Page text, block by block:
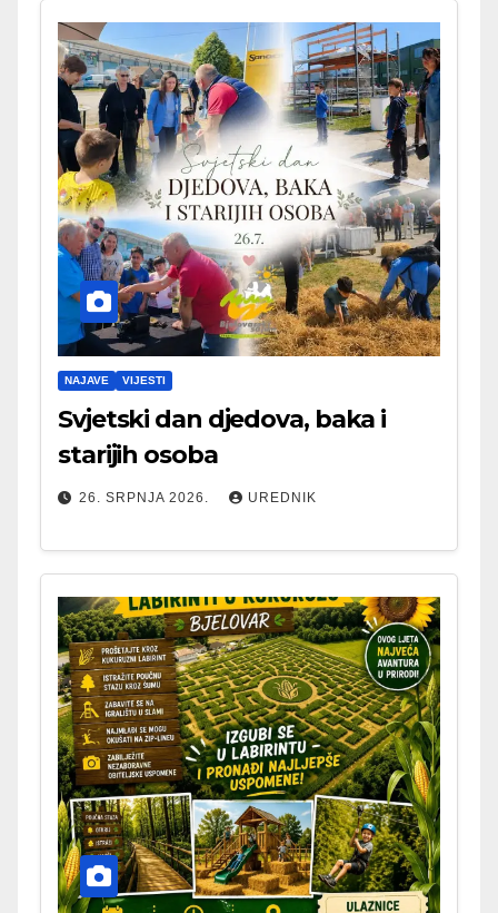
NAJAVE VIJESTI
Svjetski dan djedova, baka i
starijih osoba
26. SRPNJA 2026. UREDNIK